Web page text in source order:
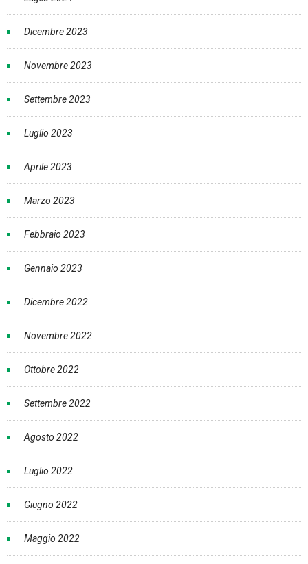
Dicembre 2023
Novembre 2023
Settembre 2023
Luglio 2023
Aprile 2023
Marzo 2023
Febbraio 2023
Gennaio 2023
Dicembre 2022
Novembre 2022
Ottobre 2022
Settembre 2022
Agosto 2022
Luglio 2022
Giugno 2022
Maggio 2022